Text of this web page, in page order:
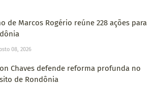
de Marcos Rogério reúne 228 ações para
08, 2026
Chaves defende reforma profunda no
de Rondônia